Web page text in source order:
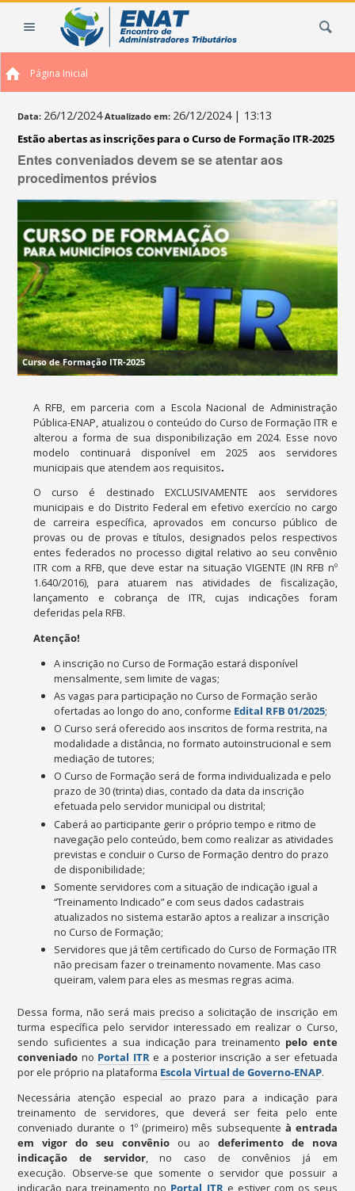
Página Inicial
Data: 26/12/2024 Atualizado em: 26/12/2024 | 13:13
Estão abertas as inscrições para o Curso de Formação ITR-2025
Entes conveniados devem se se atentar aos
procedimentos prévios
Curso de Formação ITR-2025
A RFB, em parceria com a Escola Nacional de Administração
Pública-ENAP, atualizou o conteúdo do Curso de Formação ITR e
alterou a forma de sua disponibilização em 2024. Esse novo
modelo continuará disponível em 2025 aos servidores
municipais que atendem aos requisitos.
O curso é destinado EXCLUSIVAMENTE aos servidores
municipais e do Distrito Federal em efetivo exercício no cargo
de carreira específica, aprovados em concurso público de
provas ou de provas e títulos, designados pelos respectivos
entes federados no processo digital relativo ao seu convênio
ITR com a RFB, que deve estar na situação VIGENTE (IN RFB nº
1.640/2016), para atuarem nas atividades de fiscalização,
lançamento e cobrança de ITR, cujas indicações foram
deferidas pela RFB.
Atenção!
A inscrição no Curso de Formação estará disponível
mensalmente, sem limite de vagas;
As vagas para participação no Curso de Formação serão
ofertadas ao longo do ano, conforme Edital RFB 01/2025;
O Curso será oferecido aos inscritos de forma restrita, na
modalidade a distância, no formato autoinstrucional e sem
mediação de tutores;
O Curso de Formação será de forma individualizada e pelo
prazo de 30 (trinta) dias, contado da data da inscrição
efetuada pelo servidor municipal ou distrital;
Caberá ao participante gerir o próprio tempo e ritmo de
navegação pelo conteúdo, bem como realizar as atividades
previstas e concluir o Curso de Formação dentro do prazo
de disponibilidade;
Somente servidores com a situação de indicação igual a
“Treinamento Indicado” e com seus dados cadastrais
atualizados no sistema estarão aptos a realizar a inscrição
no Curso de Formação;
Servidores que já têm certificado do Curso de Formação ITR
não precisam fazer o treinamento novamente. Mas caso
queiram, valem para eles as mesmas regras acima.
Dessa forma, não será mais preciso a solicitação de inscrição em
turma específica pelo servidor interessado em realizar o Curso,
sendo suficientes a sua indicação para treinamento pelo ente
conveniado no Portal ITRe a posterior inscrição a ser efetuada
por ele próprio na plataforma Escola Virtual de Governo-ENAP.
Necessária atenção especial ao prazo para a indicação para
treinamento de servidores, que deverá ser feita pelo ente
conveniado durante o 1º (primeiro) mês subsequente à entrada
em vigor do seu convênio ou ao deferimento de nova
indicação de servidor, no caso de convênios já em
execução. Observe-se que somente o servidor que possuir a
indicação para treinamento no Portal ITRe estiver com os seus